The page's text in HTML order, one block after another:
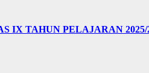
IX TAHUN PELAJARAN 2025/